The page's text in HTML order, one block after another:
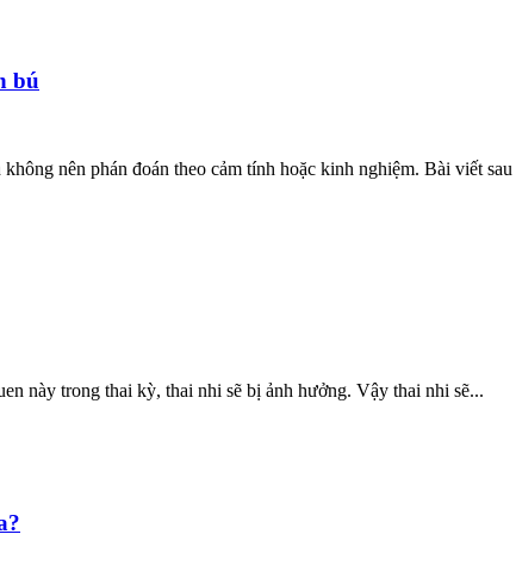
bú
nên phán đoán theo cảm tính hoặc kinh nghiệm. Bài viết sau
này trong thai kỳ, thai nhi sẽ bị ảnh hưởng. Vậy thai nhi sẽ...